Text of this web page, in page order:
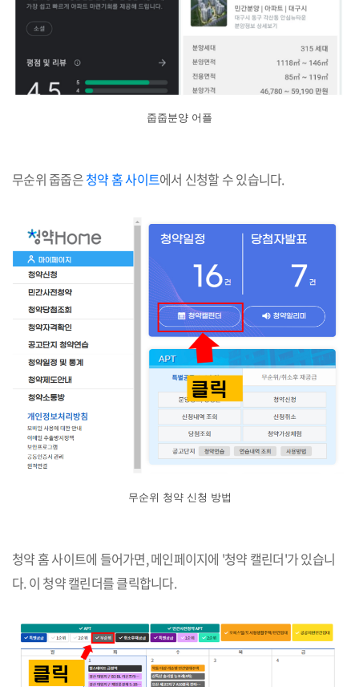
줍줍분양 어플
무순위 줍줍은청약 홈 사이트에서 신청할 수 있습니다.
무순위 청약 신청 방법
청약 홈 사이트에 들어가면, 메인페이지에 '청약 캘린더'가 있습니
다. 이 청약 캘린더를 클릭합니다.